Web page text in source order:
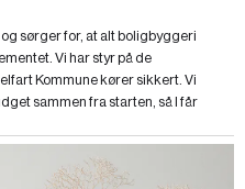
sørger for, at alt boligbyggeri
Vi har styr på de
Kommune kører sikkert. Vi
sammen fra starten, så I får